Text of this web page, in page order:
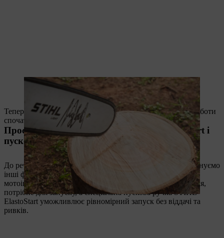
Перед початком роботи з мотопилою перевіряють змащування
Тепер пила готова до роботи. Щодо безпечної техніки роботи
спочатку ознайомтесь із інструкцією з експлуатації.
Простий запуск із системами STIHL ErgoStart і
пусковою ручкою STIHL ElastoStart
До речі, окрім вищеописаної системи M-Tronic ми пропонуємо
інші функції, які спростять вам процес запуску
мотоінструмента: STIHL ErgoStart суттєво знижує зусилля,
потрібне для запуску, а спеціальна пускова ручка STIHL
ElastoStart уможливлює рівномірний запуск без віддачі та
ривків.